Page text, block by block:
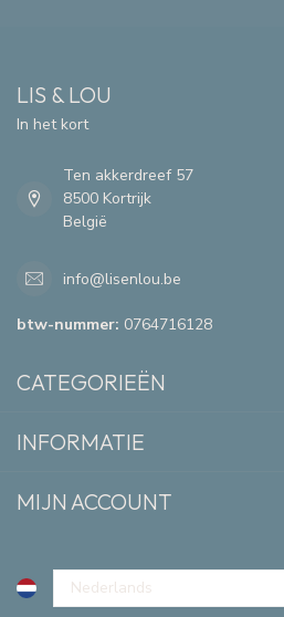
LIS & LOU
In het kort
Ten akkerdreef 57
8500 Kortrijk
België
info@lisenlou.be
btw-nummer: 0764716128
CATEGORIEËN
INFORMATIE
MIJN ACCOUNT